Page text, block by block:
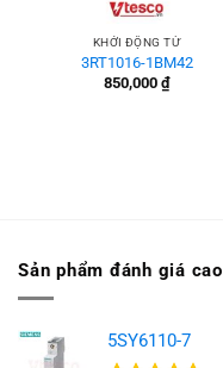
KHỞI ĐỘNG TỪ
3RT1016-1BM42
850,000 ₫
Sản phẩm đánh giá cao
5SY6110-7